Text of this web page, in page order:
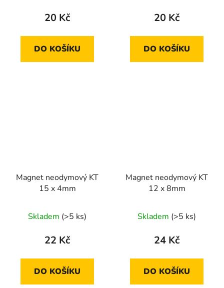
20 Kč
DO KOŠÍKU
20 Kč
DO KOŠÍKU
Magnet neodymový KT
15 x 4mm
Skladem (>5 ks)
22 Kč
DO KOŠÍKU
Magnet neodymový KT
12 x 8mm
Skladem (>5 ks)
24 Kč
DO KOŠÍKU